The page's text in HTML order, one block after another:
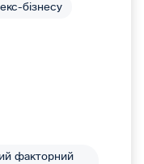
бізнесу
факторний